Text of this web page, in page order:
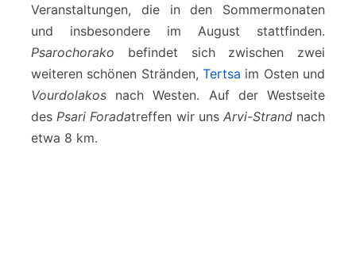
Veranstaltungen, die in den Sommermonaten
und insbesondere im August stattfinden.
Psarochorako befindet sich zwischen zwei
weiteren schönen Stränden, Tertsa im Osten und
Vourdolakos nach Westen. Auf der Westseite
des Psari Foradatreffen wir uns Arvi-Strandnach
etwa 8 km.